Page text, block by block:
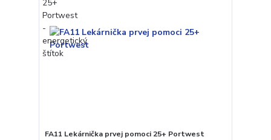
FA11 Lekárnička prvej pomoci 25+ Portwest